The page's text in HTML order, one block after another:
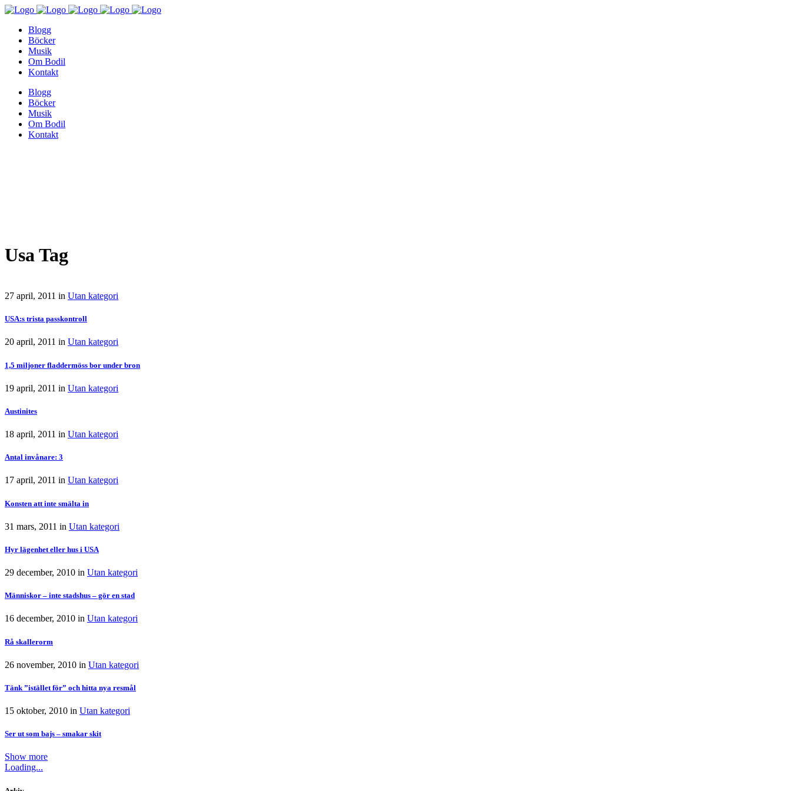
Blogg
Böcker
Musik
Om Bodil
Kontakt
Blogg
Böcker
Musik
Om Bodil
Kontakt
Usa Tag
27 april, 2011 in Utan kategori
USA:s trista passkontroll
20 april, 2011 in Utan kategori
1,5 miljoner fladdermöss bor under bron
19 april, 2011 in Utan kategori
Austinites
18 april, 2011 in Utan kategori
Antal invånare: 3
17 april, 2011 in Utan kategori
Konsten att inte smälta in
31 mars, 2011 in Utan kategori
Hyr lägenhet eller hus i USA
29 december, 2010 in Utan kategori
Människor – inte stadshus – gör en stad
16 december, 2010 in Utan kategori
Rå skallerorm
26 november, 2010 in Utan kategori
Tänk ”istället för” och hitta nya resmål
15 oktober, 2010 in Utan kategori
Ser ut som bajs – smakar skit
Show more
Loading...